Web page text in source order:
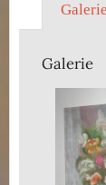
Galerie
Galerie